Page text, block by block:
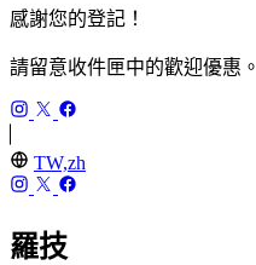
感謝您的登記！
請留意收件匣中的歡迎優惠。
TW,zh
羅技